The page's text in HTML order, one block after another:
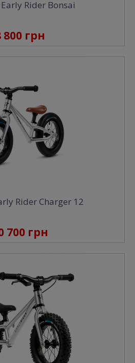
Rider Bonsai
800 грн
Rider Charger 12
700 грн